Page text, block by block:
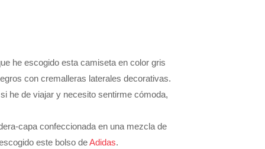
he escogido esta camiseta en color gris
con cremalleras laterales decorativas.
he de viajar y necesito sentirme cómoda,
capa confeccionada en una mezcla de
este bolso deAdidas.